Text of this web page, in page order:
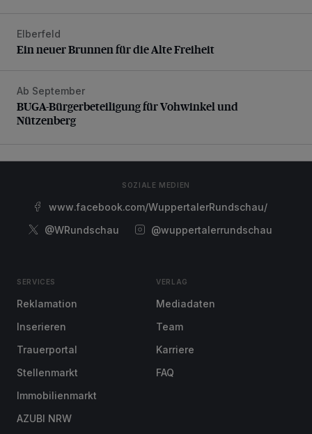
Ein neuer Brunnen für die Alte Freiheit
Elberfeld
Ein neuer Brunnen für die Alte Freiheit
BUGA-Bürgerbeteiligung für Vohwinkel und Nützenberg
Ab September
BUGA-Bürgerbeteiligung für Vohwinkel und
Nützenberg
SOZIALE MEDIEN
www.facebook.com/WuppertalerRundschau/
@WRundschau
@wuppertalerrundschau
SERVICES
Reklamation
Inserieren
Trauerportal
Stellenmarkt
Immobilienmarkt
AZUBI NRW
VERLAG
Mediadaten
Team
Karriere
FAQ